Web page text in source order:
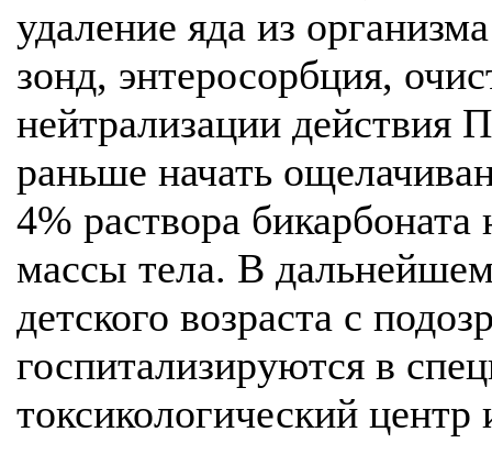
удаление яда из
зонд, энтеросорбция,
нейтрализации
раньше начать
4% раствора
массы тела. В
детского возраста с
госпитализируются в
токсикологический